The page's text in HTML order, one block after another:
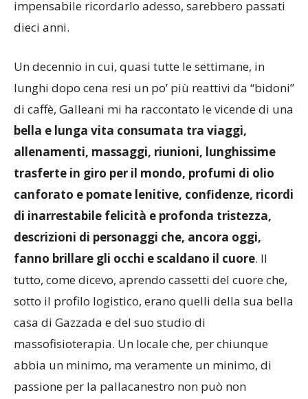
impensabile ricordarlo adesso, sarebbero passati
dieci anni.
Un decennio in cui, quasi tutte le settimane, in
lunghi dopo cena resi un po’ più reattivi da “bidoni”
di caffè, Galleani mi ha raccontato le vicende di una
bella e lunga vita consumata tra viaggi,
allenamenti, massaggi, riunioni, lunghissime
trasferte in giro per il mondo, profumi di olio
canforato e pomate lenitive, confidenze, ricordi
di inarrestabile felicità e profonda tristezza,
descrizioni di personaggi che, ancora oggi,
fanno brillare gli occhi e scaldano il cuore. Il
tutto, come dicevo, aprendo cassetti del cuore che,
sotto il profilo logistico, erano quelli della sua bella
casa di Gazzada e del suo studio di
massofisioterapia. Un locale che, per chiunque
abbia un minimo, ma veramente un minimo, di
passione per la pallacanestro non può non